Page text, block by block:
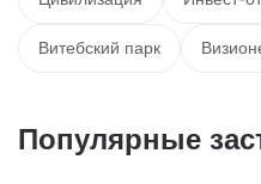
Витебский парк
Популярные